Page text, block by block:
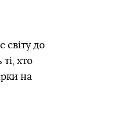
світу до
хто
на